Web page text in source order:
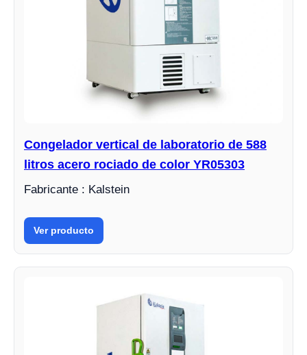
Congelador vertical de laboratorio de 588
litros acero rociado de color YR05303
Fabricante : Kalstein
Ver producto